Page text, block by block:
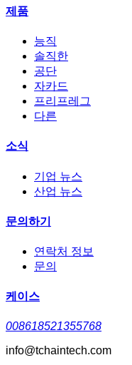
제품
능직
솔직한
공단
자카드
프리프레그
다른
소식
기업 뉴스
산업 뉴스
문의하기
연락처 정보
문의
케이스
008618521355768
info@tchaintech.com